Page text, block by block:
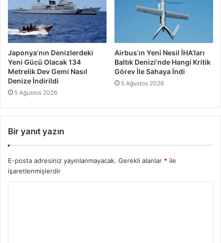
Japonya’nın Denizlerdeki
Yeni Gücü Olacak 134
Metrelik Dev Gemi Nasıl
Denize İndirildi
5 Ağustos 2026
Airbus’ın Yeni Nesil İHA’ları
Baltık Denizi’nde Hangi Kritik
Görev İle Sahaya İndi
5 Ağustos 2026
Bir yanıt yazın
E-posta adresiniz yayınlanmayacak. Gerekli alanlar * ile
işaretlenmişlerdir